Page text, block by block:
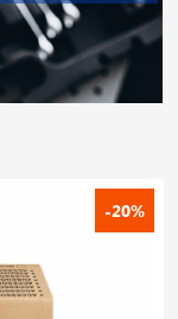
-20%